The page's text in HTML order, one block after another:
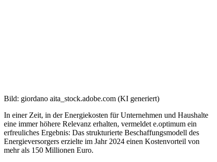
Bild: giordano aita_stock.adobe.com (KI generiert)
In einer Zeit, in der Energiekosten für Unternehmen und Haushalte
eine immer höhere Relevanz erhalten, vermeldet e.optimum ein
erfreuliches Ergebnis: Das strukturierte Beschaffungsmodell des
Energieversorgers erzielte im Jahr 2024 einen Kostenvorteil von
mehr als 150 Millionen Euro.